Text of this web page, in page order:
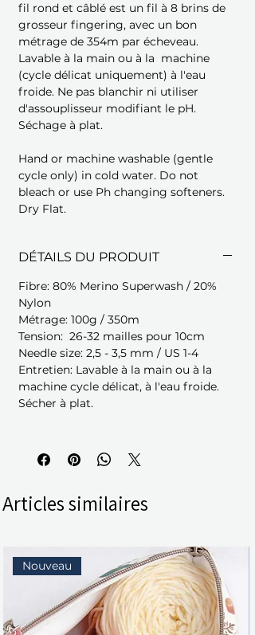
fil rond et câblé est un fil à 8 brins de
grosseur fingering, avec un bon
métrage de 354m par écheveau.
Lavable à la main ou à la machine
(cycle délicat uniquement) à l'eau
froide. Ne pas blanchir ni utiliser
d'assouplisseur modifiant le pH.
Séchage à plat.
Hand or machine washable (gentle
cycle only) in cold water. Do not
bleach or use Ph changing softeners.
Dry Flat.
DÉTAILS DU PRODUIT
Fibre: 80% Merino Superwash / 20%
Nylon
Métrage: 100g / 350m
Tension: 26-32 mailles pour 10cm
Needle size: 2,5 - 3,5 mm / US 1-4
Entretien: Lavable à la main ou à la
machine cycle délicat, à l'eau froide.
Sécher à plat.
Articles similaires
Nouveau